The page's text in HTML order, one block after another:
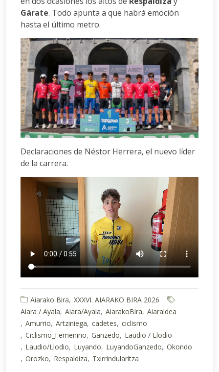
Gárate. Todo apunta a que habrá emoción
hasta el último metro.
Declaraciones de Néstor Herrera, el nuevo líder
de la carrera.
Aiarako Bira XXXVI. AIARAKO BIRA 2026
Aiara / Ayala Aiara/Ayala AiarakoBira Aiaraldea
Amurrio Artziniega cadetes ciclismo
Ciclismo_Femenino Ganzedo
Laudio / Llodio
Laudio/Llodio
Luyando LuyandoGanzedo Okondo
Orozko
Respaldiza Txirrindularitza